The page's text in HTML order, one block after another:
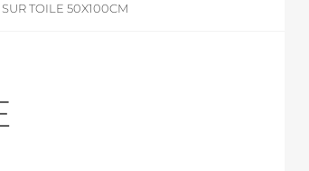
TOILE 50X100CM